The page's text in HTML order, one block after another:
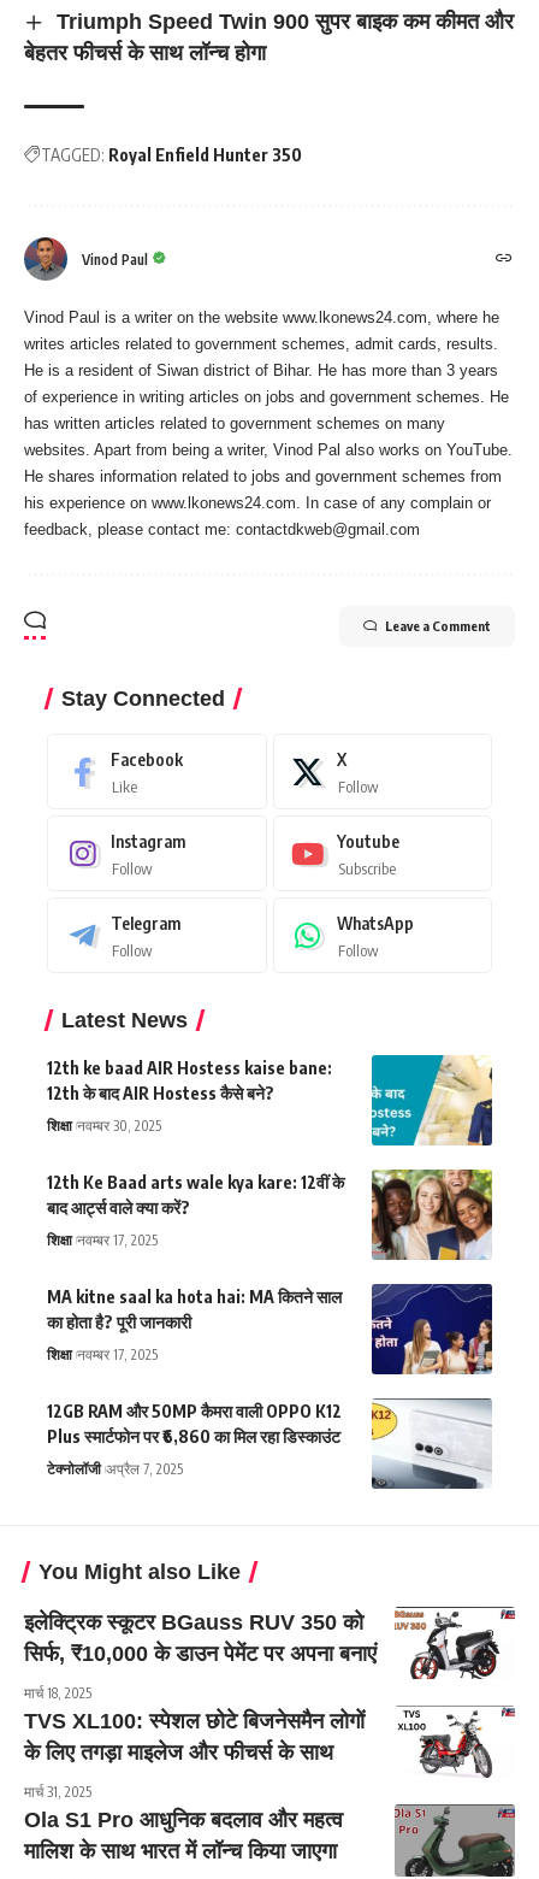
Triumph Speed Twin 900 सुपर बाइक कम कीमत और
बेहतर फीचर्स के साथ लॉन्च होगा
TAGGED: Royal Enfield Hunter 350
Vinod Paul
Vinod Paul is a writer on the website www.lkonews24.com, where he
writes articles related to government schemes, admit cards, results.
He is a resident of Siwan district of Bihar. He has more than 3 years
of experience in writing articles on jobs and government schemes. He
has written articles related to government schemes on many
websites. Apart from being a writer, Vinod Pal also works on YouTube.
He shares information related to jobs and government schemes from
his experience on www.lkonews24.com. In case of any complain or
feedback, please contact me: contactdkweb@gmail.com
Leave a Comment
Stay Connected
Facebook
Like
X
Follow
Instagram
Follow
Youtube
Subscribe
Telegram
Follow
WhatsApp
Follow
Latest News
12th ke baad AIR Hostess kaise bane:
12th के बाद AIR Hostess कैसे बने?
शिक्षा नवम्बर 30, 2025
12th Ke Baad arts wale kya kare: 12वीं के
बाद आर्ट्स वाले क्या करें?
शिक्षा नवम्बर 17, 2025
MA kitne saal ka hota hai: MA कितने साल
का होता है? पूरी जानकारी
शिक्षा नवम्बर 17, 2025
12GB RAM और 50MP कैमरा वाली OPPO K12
Plus स्मार्टफोन पर ₹6,860 का मिल रहा डिस्काउंट
टेक्नोलॉजी अप्रैल 7, 2025
You Might also Like
इलेक्ट्रिक स्कूटर BGauss RUV 350 को
सिर्फ, ₹10,000 के डाउन पेमेंट पर अपना बनाएं
मार्च 18, 2025
TVS XL100: स्पेशल छोटे बिजनेसमैन लोगों
के लिए तगड़ा माइलेज और फीचर्स के साथ
मार्च 31, 2025
Ola S1 Pro आधुनिक बदलाव और महत्व
मालिश के साथ भारत में लॉन्च किया जाएगा